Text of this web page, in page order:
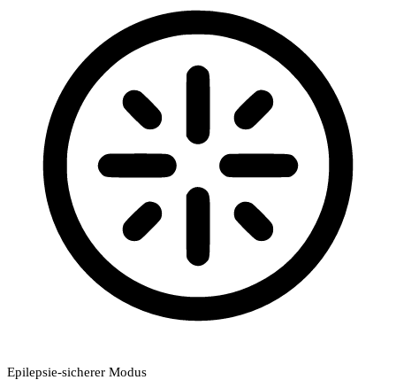
Epilepsie-sicherer Modus